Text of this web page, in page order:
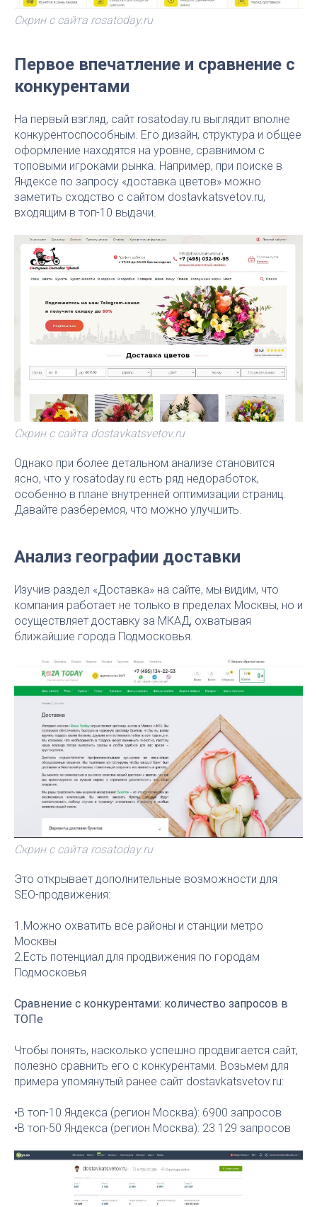
Скрин с сайта rosatoday.ru
Первое впечатление и сравнение с
конкурентами
На первый взгляд, сайт rosatoday.ru выглядит вполне
конкурентоспособным. Его дизайн, структура и общее
оформление находятся на уровне, сравнимом с
топовыми игроками рынка. Например, при поиске в
Яндексе по запросу «доставка цветов» можно
заметить сходство с сайтом dostavkatsvetov.ru,
входящим в топ-10 выдачи.
Скрин с сайта dostavkatsvetov.ru
Однако при более детальном анализе становится
ясно, что у rosatoday.ru есть ряд недоработок,
особенно в плане внутренней оптимизации страниц.
Давайте разберемся, что можно улучшить.
Анализ географии доставки
Изучив раздел «Доставка» на сайте, мы видим, что
компания работает не только в пределах Москвы, но и
осуществляет доставку за МКАД, охватывая
ближайшие города Подмосковья.
Скрин с сайта rosatoday.ru
Это открывает дополнительные возможности для
SEO-продвижения:
1.Можно охватить все районы и станции метро
Москвы
2.Есть потенциал для продвижения по городам
Подмосковья
Сравнение с конкурентами: количество запросов в
ТОПе
Чтобы понять, насколько успешно продвигается сайт,
полезно сравнить его с конкурентами. Возьмем для
примера упомянутый ранее сайт dostavkatsvetov.ru:
•В топ-10 Яндекса (регион Москва): 6900 запросов
•В топ-50 Яндекса (регион Москва): 23 129 запросов